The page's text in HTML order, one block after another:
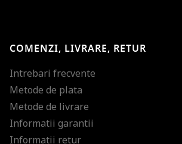
COMENZI, LIVRARE, RETUR
Intrebari frecvente
Metode de plata
Metode de livrare
Informatii garantii
Informatii retur